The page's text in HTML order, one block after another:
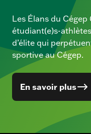
Les Élans du
étudiant(e)s-
d’élite qui
sportive au Cégep.
En savoir plus